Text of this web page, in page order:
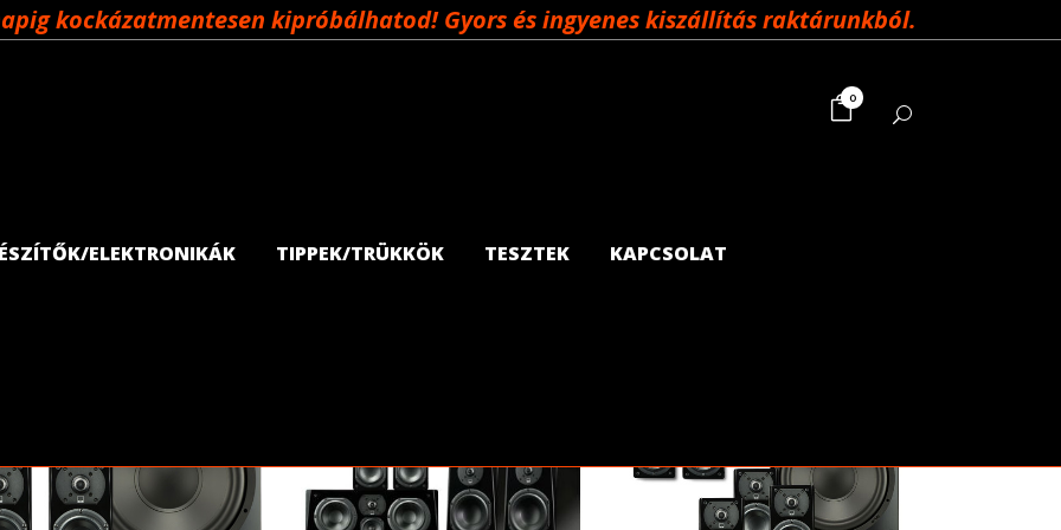
kockázatmentesen kipróbálhatod! Gyors és ingyenes kiszállítás raktárunkból.
0
ELEKTRONIKÁK TIPPEK/TRÜKKÖK TESZTEK KAPCSOLAT
Rendezés: ár szerint növekvő